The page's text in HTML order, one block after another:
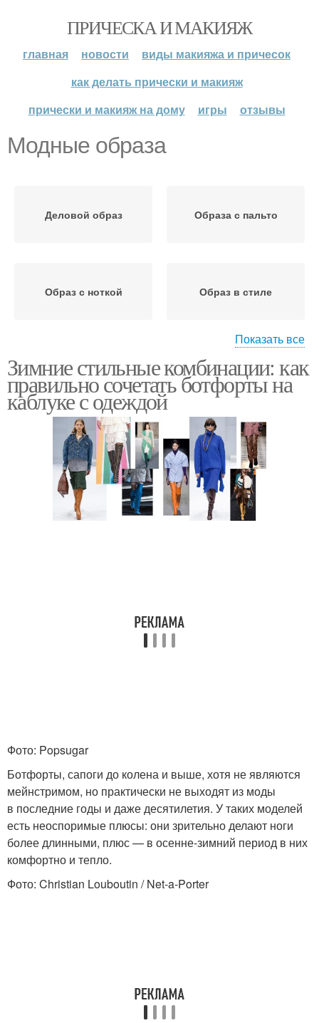
ПРИЧЕСКА И МАКИЯЖ
главная новости
виды макияжа и причесок
как делать прически и макияж
прически и макияж на дому
игры отзывы
Модные образа
Деловой образ Образа с пальто
Образ с ноткой Образ в стиле
Модные тренды Модные тенденции
Модные луки Женский образ
Образа с платьями
Варианты для
Модные цветы
Образа с различными
дополнениями
Стильный образ
Показать все
Зимние стильные комбинации: как
правильно сочетать ботфорты на
каблуке с одеждой
Фото: Popsugar
Ботфорты, сапоги до колена и выше, хотя не являются
мейнстримом, но практически не выходят из моды
в последние годы и даже десятилетия. У таких моделей
есть неоспоримые плюсы: они зрительно делают ноги
более длинными, плюс — в осенне-зимний период в них
комфортно и тепло.
Фото: Christian Louboutin / Net-a-Porter